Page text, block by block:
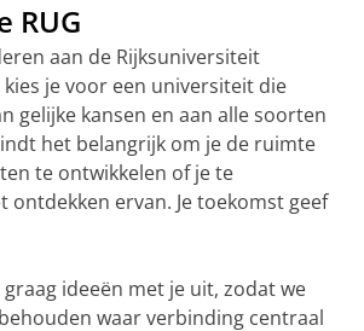
Dan heb je een Studielink
Bij het aanmaken van een
je persoonsgegevens
voor de aanmelddeadline een
aanmaakt zodat je je tijdig
voor de opleiding die je wilt
vind je op de
RUG
aan de Rijksuniversiteit
je voor een universiteit die
gelijke kansen en aan alle soorten
het belangrijk om je de ruimte
te ontwikkelen of je te
ontdekken ervan. Je toekomst geef
graag ideeën met je uit, zodat we
waar verbinding centraal